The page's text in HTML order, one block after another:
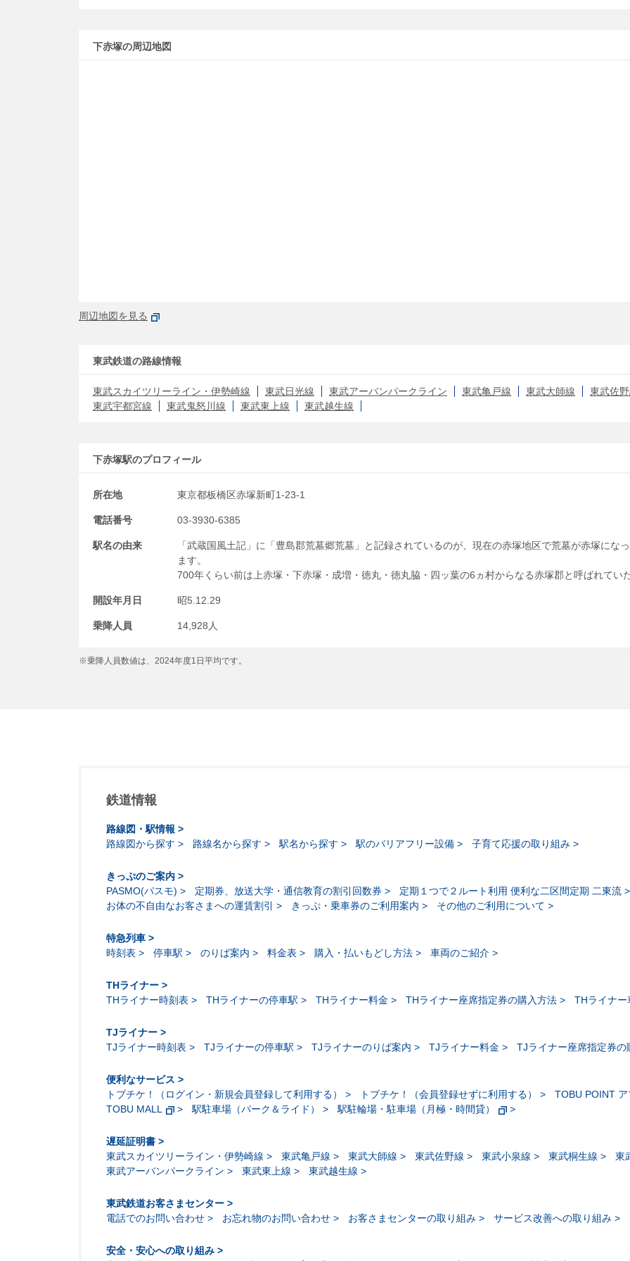
下赤塚の周辺地図
周辺地図を見る
東武鉄道の路線情報
東武スカイツリーライン・伊勢崎線 東武日光線 東武アーバンパークライン 東武亀戸線 東武大師線 東武佐
東武宇都宮線
東武鬼怒川線 東武東上線 東武越生線
下赤塚駅のプロフィール
所在地 東京都板橋区赤塚新町1-23-1
電話番号 03-3930-6385
駅名の由来
「武蔵国風土記」に「豊島郡荒墓郷荒墓」と記録されているのが、現在の赤塚地区で荒墓が赤塚にな
ます。
700年くらい前は上赤塚・下赤塚・成増・徳丸・徳丸脇・四ッ葉の6ヵ村からなる赤塚郡と呼ばれてい
開設年月日 昭5.12.29
乗降人員 14,928人
※乗降人員数値は、2024年度1日平均です。
鉄道情報
路線図・駅情報
路線図から探す
路線名から探す 駅名から探す 駅のバリアフリー設備 子育て応援の取り組み
きっぷのご案内
PASMO(パスモ)
定期券、放送大学・通信教育の割引回数券 定期１つで２ルート利用 便利な二区間定期 二東流
お体の不自由なお客さまへの運賃割引
きっぷ・乗車券のご利用案内 その他のご利用について
特急列車
時刻表
停車駅 のりば案内 料金表 購入・払いもどし方法 車両のご紹介
THライナー
THライナー時刻表
THライナーの停車駅 THライナー料金 THライナー座席指定券の購入方法 THライナー
TJライナー
TJライナー時刻表
TJライナーの停車駅 TJライナーのりば案内 TJライナー料金 TJライナー座席指定券の
便利なサービス
トブチケ！（ログイン・新規会員登録して利用する）
トブチケ！（会員登録せずに利用する） TOBU POINT ア
TOBU MALL
駅駐車場（パーク＆ライド） 駅駐輪場・駐車場（月極・時間貸）
遅延証明書
東武スカイツリーライン・伊勢崎線
東武亀戸線 東武大師線 東武佐野線 東武小泉線 東武桐生線 東
東武アーバンパークライン
東武東上線 東武越生線
東武鉄道お客さまセンター
電話でのお問い合わせ
お忘れ物のお問い合わせ お客さまセンターの取り組み サービス改善への取り組み
安全・安心への取り組み